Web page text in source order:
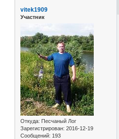
vitek1909
Участник
Откуда: Песчаный Лог
Зарегистрирован: 2016-12-19
Сообщений: 193